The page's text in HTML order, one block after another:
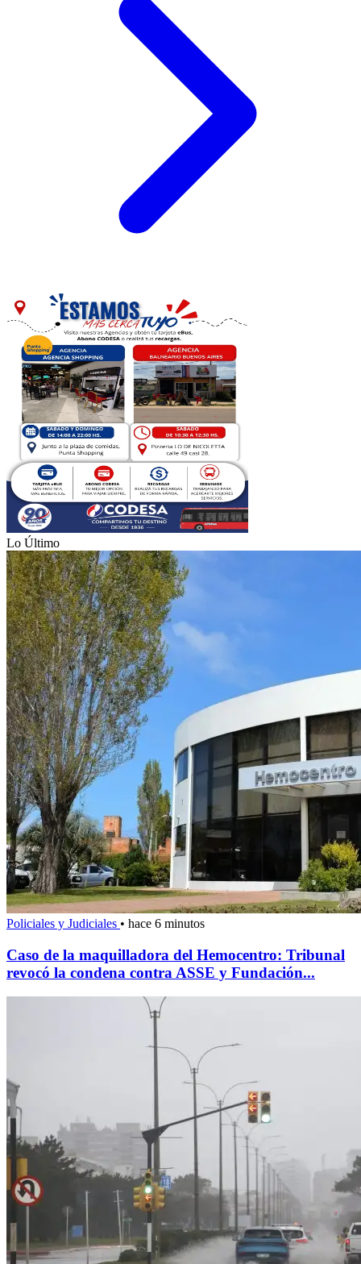
Lo Último
Policiales y Judiciales • hace 6 minutos
Caso de la maquilladora del Hemocentro: Tribunal
revocó la condena contra ASSE y Fundación...